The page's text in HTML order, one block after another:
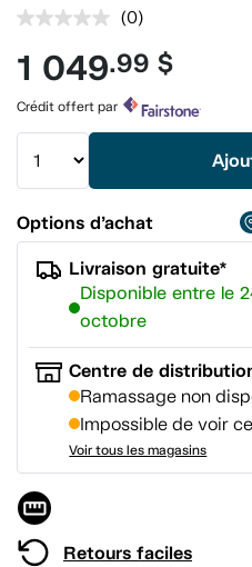
Aucune
pour
ce
produit.
Lien
vers
page.
(0)
1 049.99 $
Crédit offert par
Options d’achat
Livraison gratuite*
Disponible entre le
octobre
Centre de
Ramassage non
Impossible de voir
Voir tous les magasins
Retours faciles